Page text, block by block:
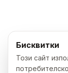
Бисквитки
Този сайт